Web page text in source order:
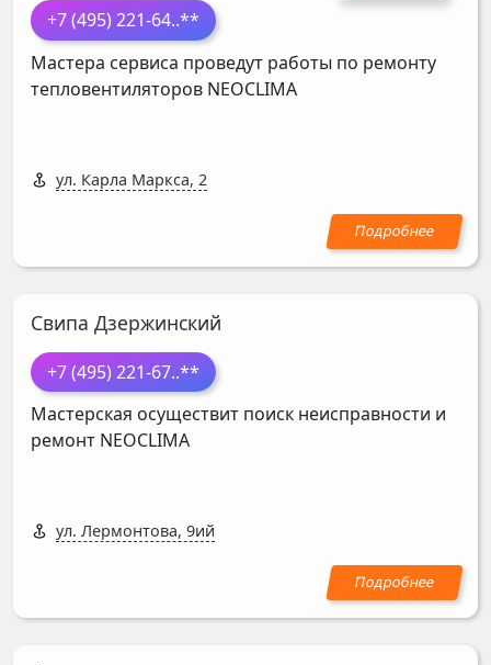
+7 (495) 221-64..**
Мастера сервиса проведут работы по ремонту
тепловентиляторов NEOCLIMA
ул. Карла Маркса, 2
Свипа Дзержинский
+7 (495) 221-67..**
Мастерская осуществит поиск неисправности и
ремонт NEOCLIMA
ул. Лермонтова, 9ий